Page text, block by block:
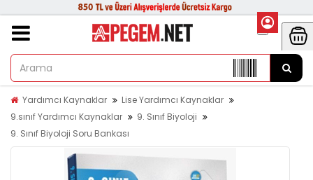
Yardımcı Kaynaklar
Lise Yardımcı Kaynaklar
9.sınıf Yardımcı Kaynaklar
9. Sınıf Biyoloji
9. Sınıf Biyoloji Soru Bankası